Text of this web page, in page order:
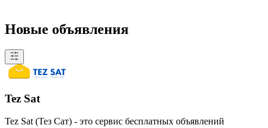
Новые объявления
Tez Sat
Tez Sat (Тез Сат) - это сервис бесплатных объявлений